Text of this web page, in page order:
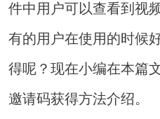
件中用户可以查看到视
有的用户在使用的时候
得呢？现在小编在本篇
邀请码获得方法介绍。